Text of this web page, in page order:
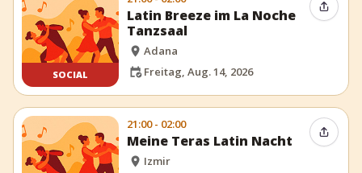
SOCIAL
Latin Breeze im La Noche
Tanzsaal
Adana
Freitag, Aug. 14, 2026
Event
21:00 - 02:00
Meine Teras Latin Nacht
Izmir
Event